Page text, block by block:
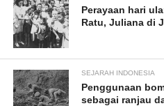
Perayaan hari
Ratu, Juliana di
SEJARAH INDONESIA
Penggunaan
sebagai ranjau